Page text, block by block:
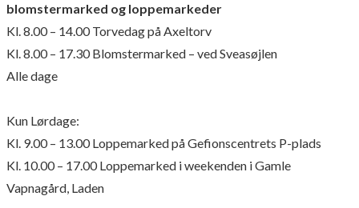
blomstermarked og loppemarkeder
Kl. 8.00 – 14.00 Torvedag på Axeltorv
Kl. 8.00 – 17.30 Blomstermarked – ved Sveasøjlen
Alle dage
Kun Lørdage:
Kl. 9.00 – 13.00 Loppemarked på Gefionscentrets P-plads
Kl. 10.00 – 17.00 Loppemarked i weekenden iGamle
Vapnagård, Laden